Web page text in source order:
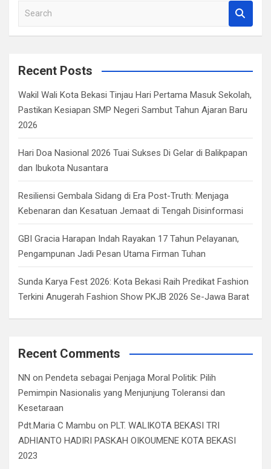
a
c
Recent Posts
Wakil Wali Kota Bekasi Tinjau Hari Pertama Masuk Sekolah,
Pastikan Kesiapan SMP Negeri Sambut Tahun Ajaran Baru
2026
Hari Doa Nasional 2026 Tuai Sukses Di Gelar di Balikpapan
dan Ibukota Nusantara
Resiliensi Gembala Sidang di Era Post-Truth: Menjaga
Kebenaran dan Kesatuan Jemaat di Tengah Disinformasi
GBI Gracia Harapan Indah Rayakan 17 Tahun Pelayanan,
Pengampunan Jadi Pesan Utama Firman Tuhan
Sunda Karya Fest 2026: Kota Bekasi Raih Predikat Fashion
Terkini Anugerah Fashion Show PKJB 2026 Se-Jawa Barat
Recent Comments
NN on Pendeta sebagai Penjaga Moral Politik: Pilih
Pemimpin Nasionalis yang Menjunjung Toleransi dan
Kesetaraan
Pdt.Maria C Mambu on PLT. WALIKOTA BEKASI TRI
ADHIANTO HADIRI PASKAH OIKOUMENE KOTA BEKASI
2023